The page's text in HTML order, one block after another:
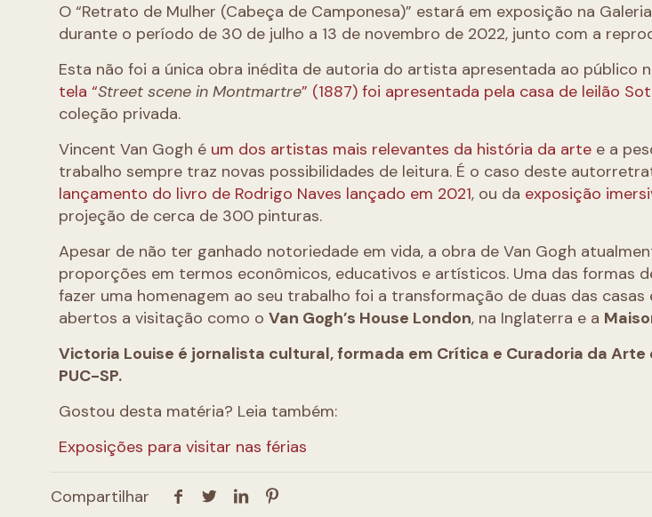
O “Retrato de Mulher (Cabeça de Camponesa)” estará em exposição na
durante o período de 30 de julho a 13 de novembro de 2022, junto com a
Esta não foi a única obra inédita de autoria do artista apresentada ao público
tela “Street scene in Montmartre” (1887) foi apresentada pela casa de leilão
coleção privada.
Vincent Van Gogh é um dos artistas mais relevantes da história da arte e a
trabalho sempre traz novas possibilidades de leitura. É o caso deste
lançamento do livro de Rodrigo Naves lançado em 2021, ou da exposição
projeção de cerca de 300 pinturas.
Apesar de não ter ganhado notoriedade em vida, a obra de Van Gogh
proporções em termos econômicos, educativos e artísticos. Uma das formas
fazer uma homenagem ao seu trabalho foi a transformação de duas das casas
abertos a visitação como oVan Gogh’s House London, na Inglaterra e a
Victoria Louise é jornalista cultural, formada em Crítica e Curadoria da Arte
PUC-SP.
Gostou desta matéria? Leia também:
Exposições para visitar nas férias
Compartilhar